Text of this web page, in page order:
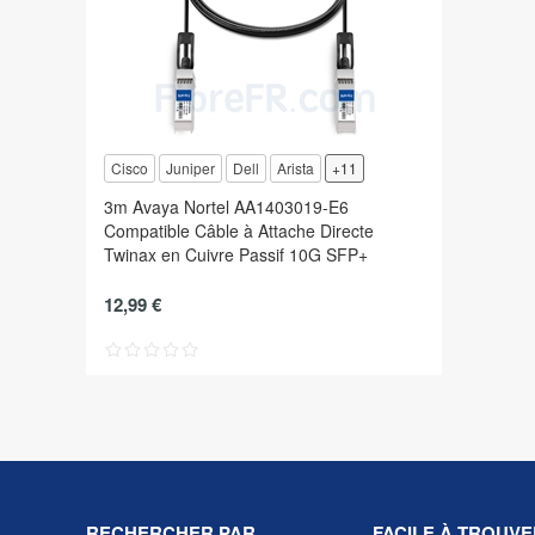
Cisco Juniper Dell Arista +11
3m Avaya Nortel AA1403019-E6
Compatible Câble à Attache Directe
Twinax en Cuivre Passif 10G SFP+
12,99 €